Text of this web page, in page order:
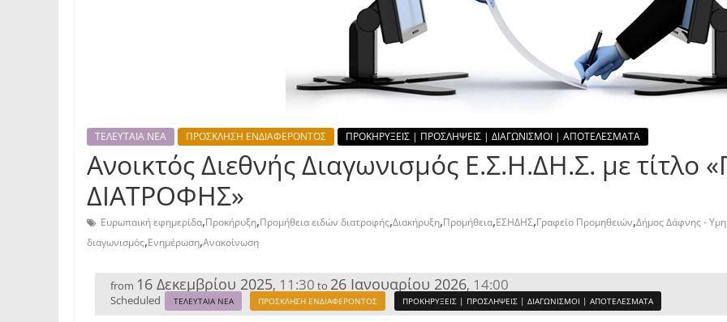
ΤΕΛΕΥΤΑΙΑ ΝΕΑ ΠΡΟΣΚΛΗΣΗ ΕΝΔΙΑΦΕΡΟΝΤΟΣ ΠΡΟΚΗΡΥΞΕΙΣ | ΠΡΟΣΛΗΨΕΙΣ | ΔΙΑΓΩΝΙΣΜΟΙ | ΑΠΟΤΕΛΕΣΜΑΤΑ
Ανοικτός Διεθνής Διαγωνισμός Ε.Σ.Η.ΔΗ.Σ. με
ΔΙΑΤΡΟΦΗΣ»
Ευρωπαική εφημερίδα,Προκήρυξη,Προμήθεια ειδών διατροφής,Διακήρυξη,Προμήθεια,ΕΣΗΔΗΣ,Γραφείο Προμηθειών,Δήμος Δάφνης -
διαγωνισμός,Ενημέρωση,Ανακοίνωση
from 16 Δεκεμβρίου 2025, 11:30 to 26 Ιανουαρίου 2026, 14:00
Scheduled ΤΕΛΕΥΤΑΙΑ ΝΕΑ ΠΡΟΣΚΛΗΣΗ ΕΝΔΙΑΦΕΡΟΝΤΟΣ ΠΡΟΚΗΡΥΞΕΙΣ | ΠΡΟΣΛΗΨΕΙΣ | ΔΙΑΓΩΝΙΣΜΟΙ | ΑΠΟΤΕΛΕΣΜΑΤΑ